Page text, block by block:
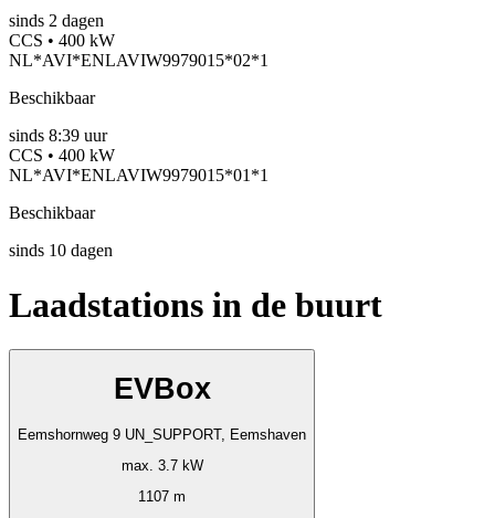
sinds 2 dagen
CCS • 400 kW
NL*AVI*ENLAVIW9979015*02*1
Beschikbaar
sinds 8:39 uur
CCS • 400 kW
NL*AVI*ENLAVIW9979015*01*1
Beschikbaar
sinds 10 dagen
Laadstations in de buurt
EVBox
Eemshornweg 9 UN_SUPPORT, Eemshaven
max. 3.7 kW
1107 m